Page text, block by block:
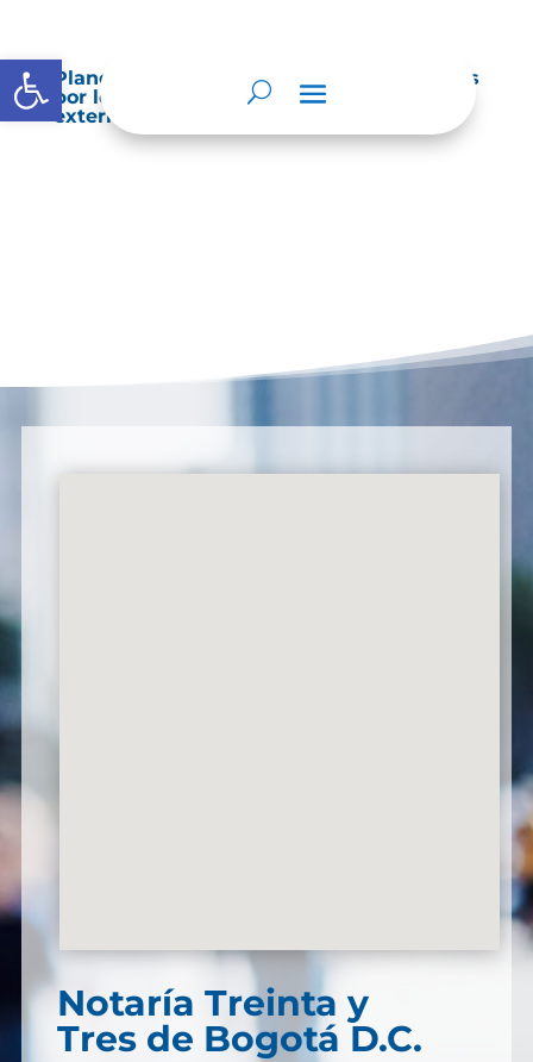
Abrir barra de herramientas
Planes de Mejoramiento vigentes exigidos
por los entes de control o auditoría
externos o internos.
Notaría Treinta y
Tres de Bogotá D.C.